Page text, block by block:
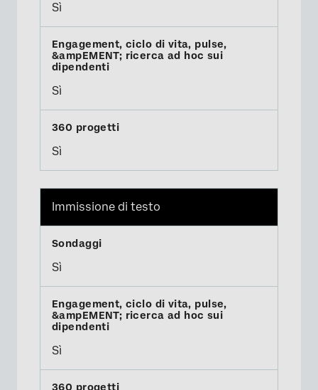
Sì
Sì
Sì
Immissione di testo
Sì
Sì